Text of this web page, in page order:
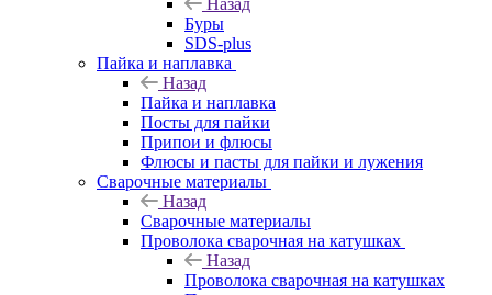
Назад
Буры
SDS-plus
Пайка и наплавка
Назад
Пайка и наплавка
Посты для пайки
Припои и флюсы
Флюсы и пасты для пайки и лужения
Сварочные материалы
Назад
Сварочные материалы
Проволока сварочная на катушках
Назад
Проволока сварочная на катушках